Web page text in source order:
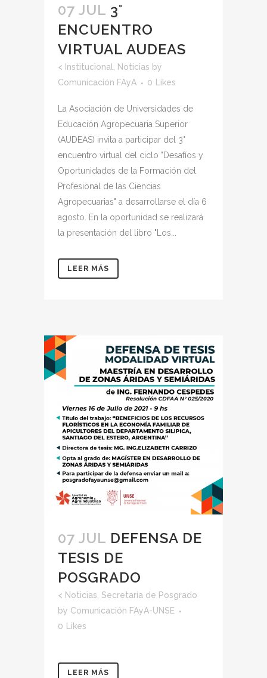
07 JUL 3°
ENCUENTRO
VIRTUAL AUDEAS
< Institucional Noticias by
Comunicación FAyA
0 Likes
La Asociación de Universidades de
Educación Agropecuaria Superior
(AUDEAS) invita a participar del 3°
encuentro virtual del ciclo "Desafíos y
Oportunidades de la Formación del
Profesional de las Ciencias
Agropecuarias" a desarrollarse el día 6
agosto. En la oportunidad se realizará
la presentación del libro "Los...
LEER MÁS
07 JUL DEFENSA DE
TESIS DE
POSGRADO
< Noticias Secretaría de Posgrado
by Comunicación FAyA-UNSE
0
Likes
LEER MÁS